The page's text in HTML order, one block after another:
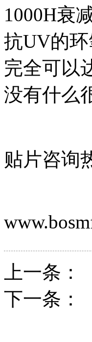
1000H衰
抗UV的
完全可以
没有什么
贴片咨询
上一条：
下一条：